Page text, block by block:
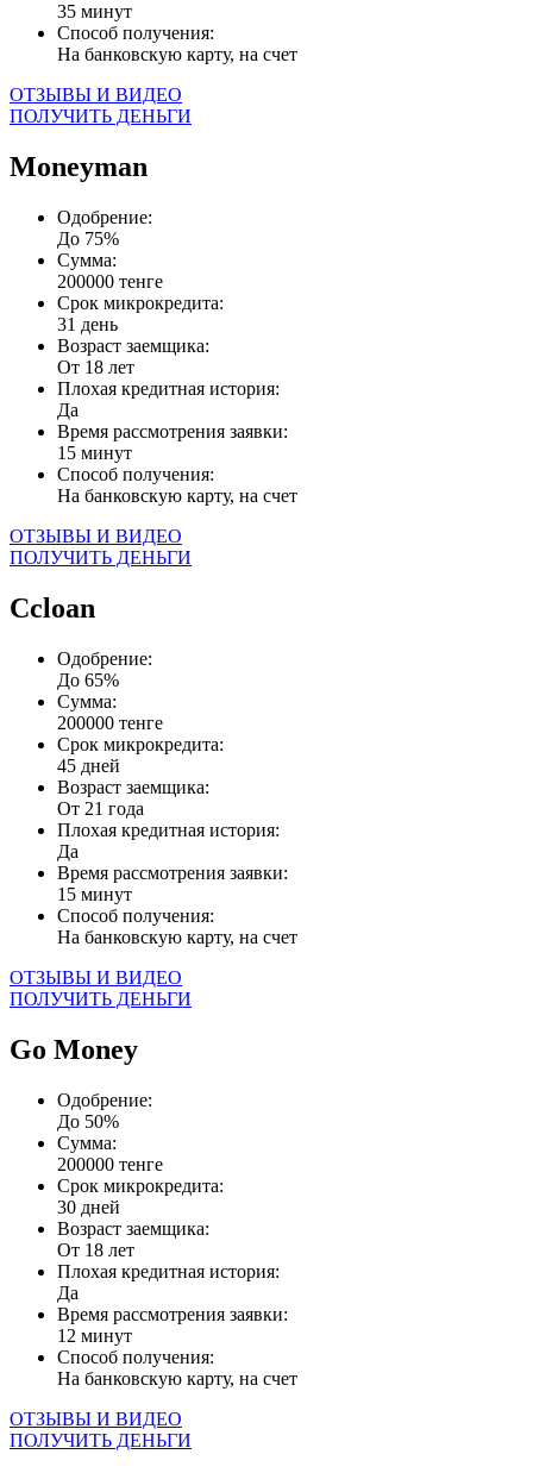
35 минут
Способ получения:
На банковскую карту, на счет
ОТЗЫВЫ И ВИДЕО
ПОЛУЧИТЬ ДЕНЬГИ
Moneyman
Одобрение:
До 75%
Сумма:
200000 тенге
Срок микрокредита:
31 день
Возраст заемщика:
От 18 лет
Плохая кредитная история:
Да
Время рассмотрения заявки:
15 минут
Способ получения:
На банковскую карту, на счет
ОТЗЫВЫ И ВИДЕО
ПОЛУЧИТЬ ДЕНЬГИ
Ccloan
Одобрение:
До 65%
Сумма:
200000 тенге
Срок микрокредита:
45 дней
Возраст заемщика:
От 21 года
Плохая кредитная история:
Да
Время рассмотрения заявки:
15 минут
Способ получения:
На банковскую карту, на счет
ОТЗЫВЫ И ВИДЕО
ПОЛУЧИТЬ ДЕНЬГИ
Go Money
Одобрение:
До 50%
Сумма:
200000 тенге
Срок микрокредита:
30 дней
Возраст заемщика:
От 18 лет
Плохая кредитная история:
Да
Время рассмотрения заявки:
12 минут
Способ получения:
На банковскую карту, на счет
ОТЗЫВЫ И ВИДЕО
ПОЛУЧИТЬ ДЕНЬГИ